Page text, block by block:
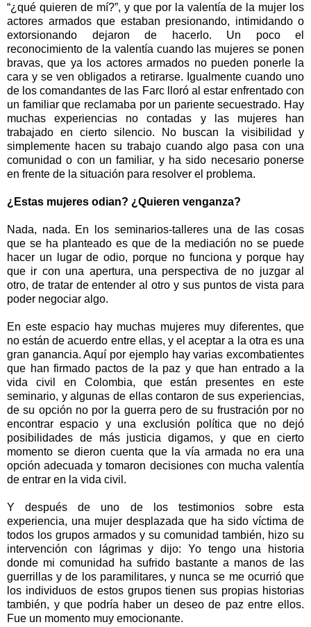
“¿qué quieren de mí?”, y que por la valentía de la mujer los
actores armados que estaban presionando, intimidando o
extorsionando dejaron de hacerlo. Un poco el
reconocimiento de la valentía cuando las mujeres se ponen
bravas, que ya los actores armados no pueden ponerle la
cara y se ven obligados a retirarse. Igualmente cuando uno
de los comandantes de las Farc lloró al estar enfrentado con
un familiar que reclamaba por un pariente secuestrado. Hay
muchas experiencias no contadas y las mujeres han
trabajado en cierto silencio. No buscan la visibilidad y
simplemente hacen su trabajo cuando algo pasa con una
comunidad o con un familiar, y ha sido necesario ponerse
en frente de la situación para resolver el problema.
¿Estas mujeres odian? ¿Quieren venganza?
Nada, nada. En los seminarios-talleres una de las cosas
que se ha planteado es que de la mediación no se puede
hacer un lugar de odio, porque no funciona y porque hay
que ir con una apertura, una perspectiva de no juzgar al
otro, de tratar de entender al otro y sus puntos de vista para
poder negociar algo.
En este espacio hay muchas mujeres muy diferentes, que
no están de acuerdo entre ellas, y el aceptar a la otra es una
gran ganancia. Aquí por ejemplo hay varias excombatientes
que han firmado pactos de la paz y que han entrado a la
vida civil en Colombia, que están presentes en este
seminario, y algunas de ellas contaron de sus experiencias,
de su opción no por la guerra pero de su frustración por no
encontrar espacio y una exclusión política que no dejó
posibilidades de más justicia digamos, y que en cierto
momento se dieron cuenta que la vía armada no era una
opción adecuada y tomaron decisiones con mucha valentía
de entrar en la vida civil.
Y después de uno de los testimonios sobre esta
experiencia, una mujer desplazada que ha sido víctima de
todos los grupos armados y su comunidad también, hizo su
intervención con lágrimas y dijo: Yo tengo una historia
donde mi comunidad ha sufrido bastante a manos de las
guerrillas y de los paramilitares, y nunca se me ocurrió que
los individuos de estos grupos tienen sus propias historias
también, y que podría haber un deseo de paz entre ellos.
Fue un momento muy emocionante.